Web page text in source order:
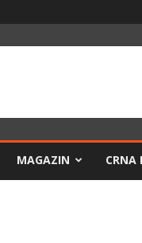
MAGAZIN CRNA